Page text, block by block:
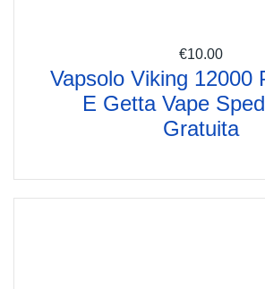
€10.00
Vapsolo Viking 12000
E Getta Vape
Gratuita